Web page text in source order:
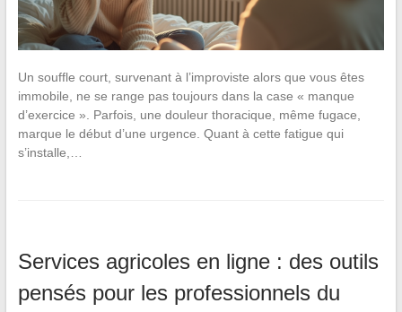
Un souffle court, survenant à l’improviste alors que vous êtes
immobile, ne se range pas toujours dans la case « manque
d’exercice ». Parfois, une douleur thoracique, même fugace,
marque le début d’une urgence. Quant à cette fatigue qui
s’installe,…
Services agricoles en ligne : des outils
pensés pour les professionnels du